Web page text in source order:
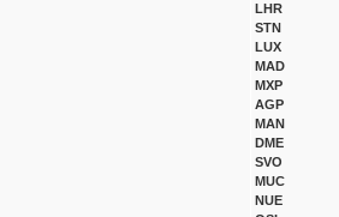
LHR
STN
LUX
MAD
MXP
AGP
MAN
DME
SVO
MUC
NUE